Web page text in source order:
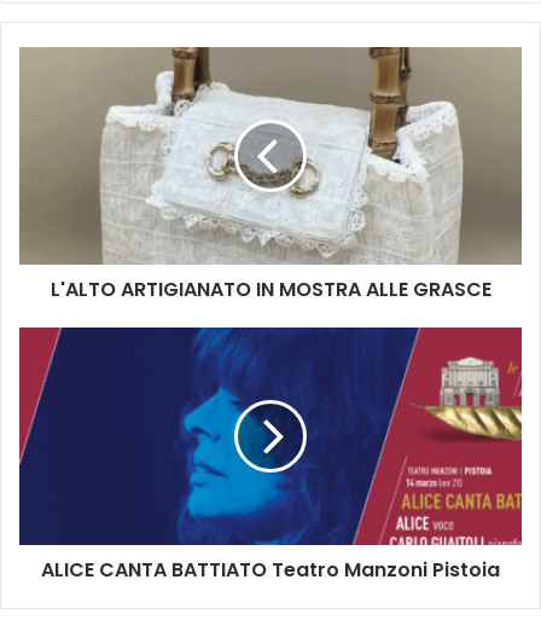
T
T
O
M
L'ALTO ARTIGIANATO IN MOSTRA ALLE GRASCE
E
C
T
ALICE CANTA BATTIATO Teatro Manzoni Pistoia